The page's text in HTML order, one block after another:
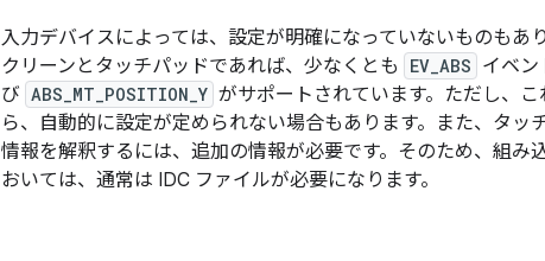
入力デバイスによっては、設定が明確になっていないものもあ
クリーンとタッチパッドであれば、少なくとも
EV_ABS イベン
び ABS_MT_POSITION_Y がサポートされています。ただし、
ら、自動的に設定が定められない場合もあります。また、タ
情報を解釈するには、追加の情報が必要です。そのため、組み
おいては、通常は IDC ファイルが必要になります。